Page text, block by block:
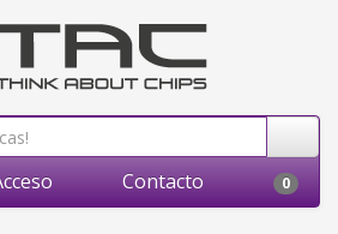
Contacto 0